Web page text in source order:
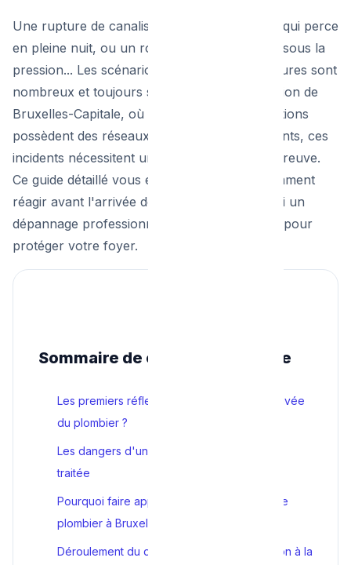
Une rupture de canalisation, un chauffe-eau qui perce
en pleine nuit, ou un robinet d'arrêt qui cède sous la
pression... Les scénarios de fuites d'eau majeures sont
nombreux et toujours stressants. Dans la région de
Bruxelles-Capitale, où de nombreuses habitations
possèdent des réseaux de plomberie vieillissants, ces
incidents nécessitent une réactivité à toute épreuve.
Ce guide détaillé vous explique pas à pas comment
réagir avant l'arrivée des secours et pourquoi un
dépannage professionnel est incontournable pour
protéger votre foyer.
Sommaire de ce guide de survie
Les premiers réflexes : Que faire avant l'arrivée
du plombier ?
Les dangers d'une fuite d'eau majeure non
traitée
Pourquoi faire appel à un service d'urgence
plombier à Bruxelles ?
Déroulement du dépannage : De la détection à la